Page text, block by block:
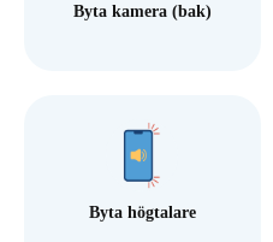
Byta kamera (bak)
Byta högtalare